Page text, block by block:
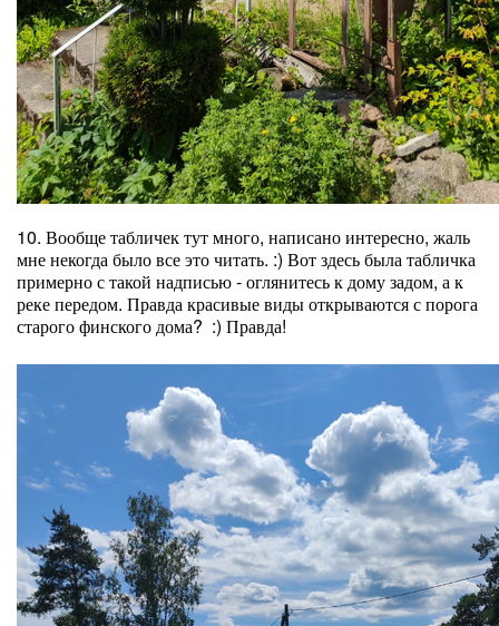
10. Вообще табличек тут много, написано интересно, жаль
мне некогда было все это читать. :) Вот здесь была табличка
примерно с такой надписью - оглянитесь к дому задом, а к
реке передом. Правда красивые виды открываются с порога
старого финского дома? :) Правда!